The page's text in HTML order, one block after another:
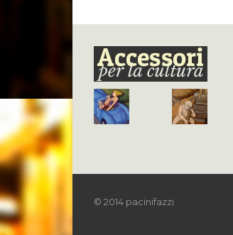
© 2014 pacinifazzi